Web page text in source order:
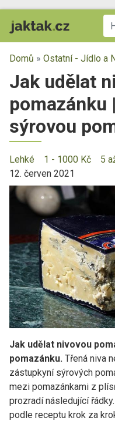
Domů » Ostatní - Jídlo a
Jak udělat
pomazánku
sýrovou
Lehké 1 - 1000 Kč
5
12. červen 2021
Jak udělat nivovou
pomazánku. Třená niva
zástupkyní sýrových
mezi pomazánkami z
prozradí následující
podle receptu krok za